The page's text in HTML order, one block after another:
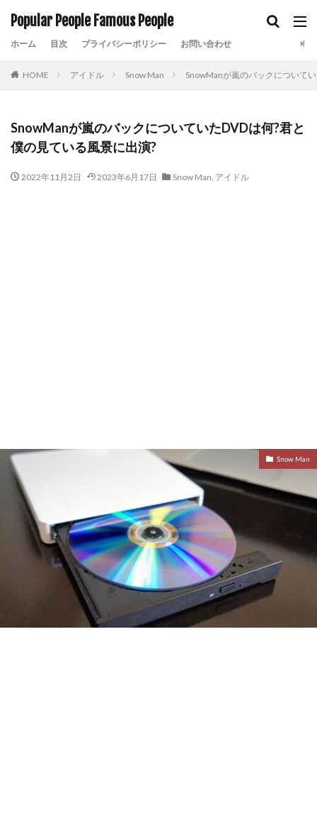
Popular People Famous People
ホーム 目次 プライバシーポリシー お問い合わせ
HOME アイドル Snow Man SnowManが嵐のバックについて
SnowManが嵐のバックについていたDVDは何?君と
僕の見ている風景に出演?
2022年11月2日 2023年6月17日 Snow Man, アイドル
Snow Man